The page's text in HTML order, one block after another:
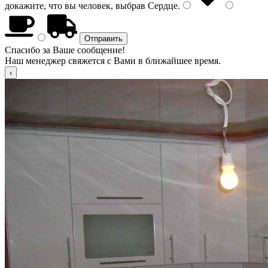
докажите, что вы человек, выбрав Сердце.
Спасибо за Ваше сообщение!
Наш менеджер свяжется с Вами в ближайшее время.